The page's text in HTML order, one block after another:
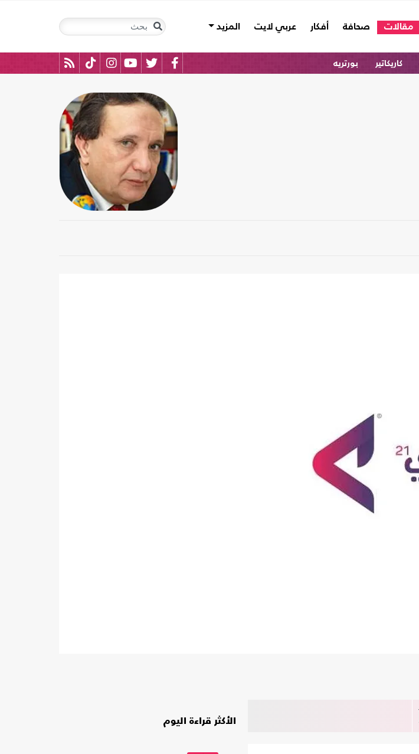
مقالات صحافة أفكار عربي لايت المزيد
كاريكاتير بورتريه
الأكثر قراءة اليوم